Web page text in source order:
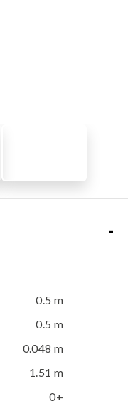
-
0.5 m
0.5 m
0.048 m
1.51 m
0+